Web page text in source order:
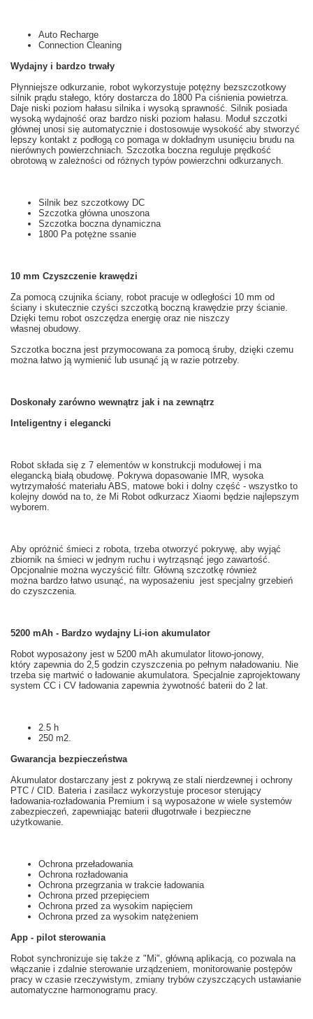
Auto Recharge
Connection Cleaning
Wydajny i bardzo trwały
Płynniejsze odkurzanie, robot wykorzystuje potężny bezszczotkowy
silnik prądu stałego, który dostarcza do 1800 Pa ciśnienia powietrza.
Daje niski poziom hałasu silnika i wysoką sprawność. Silnik posiada
wysoką wydajność oraz bardzo niski poziom hałasu. Moduł szczotki
głównej unosi się automatycznie i dostosowuje wysokość aby stworzyć
lepszy kontakt z podłogąco pomaga w dokładnym usunięciu brudu na
nierównych powierzchniach. Szczotka boczna reguluje prędkość
obrotową w zależności od różnych typów powierzchni odkurzanych.
Silnik bez szczotkowy DC
Szczotka główna unoszona
Szczotka boczna dynamiczna
1800 Pa potężne ssanie
10 mm Czyszczenie krawędzi
Za pomocą czujnika ściany, robot pracuje w odległości 10 mm od
ściany i skutecznie czyści szczotką boczną krawędzie przy ścianie.
Dzięki temu robot oszczędza energię oraz nie niszczy
własnej obudowy.
Szczotka boczna jest przymocowana za pomocą śruby, dzięki czemu
można łatwo ją wymienić lub usunąć ją w razie potrzeby.
Doskonały zarówno wewnątrz jak i na zewnątrz
Inteligentny i elegancki
Robot składa się z 7 elementów w konstrukcji modułowej i ma
elegancką białą obudowę. Pokrywa dopasowanie IMR, wysoka
wytrzymałość materiału ABS, matowe boki i dolny część - wszystko to
kolejny dowód na to, że Mi Robot odkurzacz Xiaomi będzie najlepszym
wyborem.
Aby opróżnić śmieci z robota, trzeba otworzyć pokrywę, aby wyjąć
zbiornik na śmieci w jednym ruchu i wytrząsnąć jego zawartość.
Opcjonalnie można wyczyścić filtr. Główną szczotkę również
można bardzo łatwo usunąć, na wyposażeniu jest specjalny grzebień
do czyszczenia.
5200 mAh - Bardzo wydajny Li-ion akumulator
Robot wyposażony jest w 5200 mAh akumulator litowo-jonowy,
który zapewnia do 2,5 godzin czyszczenia po pełnym naładowaniu. Nie
trzeba się martwić o ładowanie akumulatora. Specjalnie zaprojektowany
system CC i CV ładowania zapewnia żywotność baterii do 2 lat.
2.5 h
250 m2.
Gwarancja bezpieczeństwa
Akumulator dostarczany jest z pokrywą ze stali nierdzewnej i ochrony
PTC / CID. Bateria i zasilacz wykorzystuje procesor sterujący
ładowania-rozładowania Premium i są wyposażone w wiele systemów
zabezpieczeń, zapewniając baterii długotrwałe i bezpieczne
użytkowanie.
Ochrona przeładowania
Ochrona rozładowania
Ochrona przegrzania w trakcie ładowania
Ochrona przed przepięciem
Ochrona przed za wysokim napięciem
Ochrona przed za wysokim natężeniem
App - pilot sterowania
Robot synchronizuje się także z " Mi", główną aplikacją, co pozwala na
włączanie i zdalnie sterowanie urządzeniem, monitorowanie postępów
pracy w czasie rzeczywistym, zmiany trybów czyszczących ustawianie
automatyczne harmonogramu pracy.